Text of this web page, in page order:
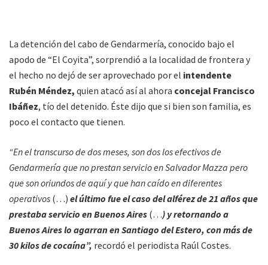
La detención del cabo de Gendarmería, conocido bajo el
apodo de “El Coyita”, sorprendió a la localidad de frontera y
el hecho no dejó de ser aprovechado por el intendente
Rubén Méndez, quien atacó así al ahora concejal Francisco
Ibáñez, tío del detenido. Éste dijo que si bien son familia, es
poco el contacto que tienen.
“En el transcurso de dos meses, son dos los efectivos de
Gendarmería que no prestan servicio en Salvador Mazza pero
que son oriundos de aquí y que han caído en diferentes
operativos (…) el último fue el caso del alférez de 21 años que
prestaba servicio en Buenos Aires (…) y retornando a
Buenos Aires lo agarran en Santiago del Estero, con más de
30 kilos de cocaína”, recordó el periodista Raúl Costes.